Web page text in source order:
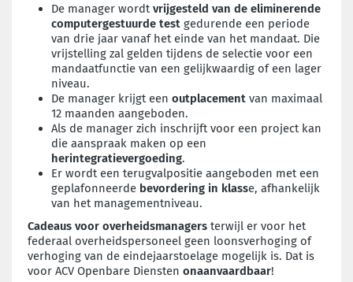
De manager wordt vrijgesteld van de eliminerende
computergestuurde test gedurende een periode
van drie jaar vanaf het einde van het mandaat. Die
vrijstelling zal gelden tijdens de selectie voor een
mandaatfunctie van een gelijkwaardig of een lager
niveau.
De manager krijgt een outplacement van maximaal
12 maanden aangeboden.
Als de manager zich inschrijft voor een project kan
die aanspraak maken op een
herintegratievergoeding.
Er wordt een terugvalpositie aangeboden met een
geplafonneerde bevordering in klasse, afhankelijk
van het managementniveau.
Cadeaus voor overheidsmanagers terwijl er voor het
federaal overheidspersoneel geen loonsverhoging of
verhoging van de eindejaarstoelage mogelijk is. Dat is
voor ACV Openbare Diensten onaanvaardbaar!